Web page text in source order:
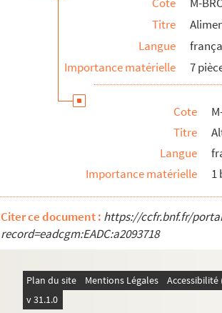
Titre
Langue
Importance matérielle
7
Cote
Titre
Langue
Importance matérielle
1
Citer ce document : https://ccfr.bnf.fr/
record=eadcgm:EADC:a2093718
Plan du site Mentions Légales
v 31.1.0